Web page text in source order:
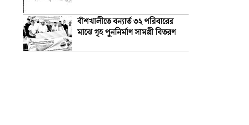
বাঁশখালীতে বন্যার্ত ৩২ পরিবারের
মাঝে গৃহ পুননির্মাণ সামগ্রী বিতরণ